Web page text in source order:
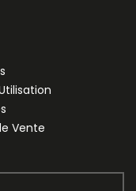
Vente